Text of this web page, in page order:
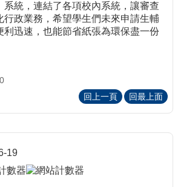
系統，連結了各項校內系統，讓審查
行政業務，希望學生們未來申請生輔
利迅速，也能節省紙張為環保盡一份
回上一頁
回最上面
19